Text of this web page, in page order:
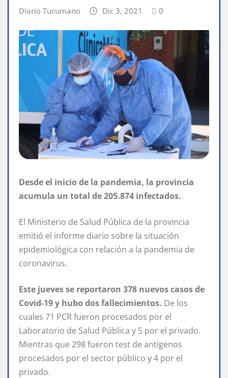
Diario Tucumano Dic 3, 2021 0
Desde el inicio de la pandemia, la provincia
acumula un total de 205.874 infectados.
El Ministerio de Salud Pública de la provincia
emitió el informe diario sobre la situación
epidemiológica con relación a la pandemia de
coronavirus.
Este jueves se reportaron 378 nuevos casos de
Covid-19 y hubo dos fallecimientos. De los
cuales 71 PCR fueron procesados por el
Laboratorio de Salud Pública y 5 por el privado.
Mientras que 298 fueron test de antígenos
procesados por el sector público y 4 por el
privado.